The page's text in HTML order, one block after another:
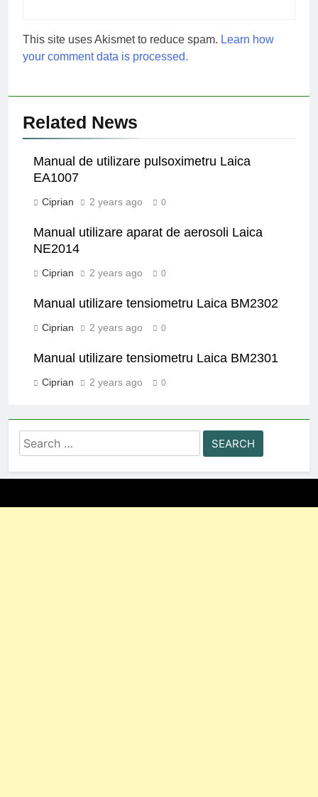
This site uses Akismet to reduce spam. Learn how
your comment data is processed.
Related News
Manual de utilizare pulsoximetru Laica
EA1007
Ciprian 2 years ago 0
Manual utilizare aparat de aerosoli Laica
NE2014
Ciprian 2 years ago 0
Manual utilizare tensiometru Laica BM2302
Ciprian 2 years ago 0
Manual utilizare tensiometru Laica BM2301
Ciprian 2 years ago 0
Search
for: